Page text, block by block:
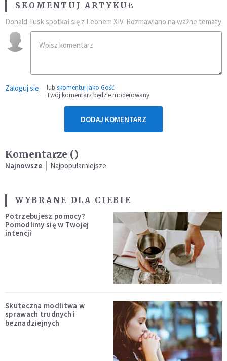
SKOMENTUJ ARTYKUŁ
Donald Tusk spotkał się z Leonem XIV. Rozmawiano na ważne tematy
Zaloguj się lub skomentuj jako Gość
Twój komentarz będzie moderowany
DODAJ KOMENTARZ
Komentarze ()
Najnowsze Najpopularniejsze
WYBRANE DLA CIEBIE
Potrzebujesz pomocy?
Pomodlimy się w Twojej
intencji
Skuteczna modlitwa w
sprawach trudnych i
beznadziejnych